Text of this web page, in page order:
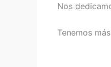
Nos
Tenemos